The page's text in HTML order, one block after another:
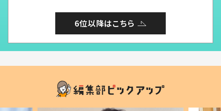
6位以降はこちら